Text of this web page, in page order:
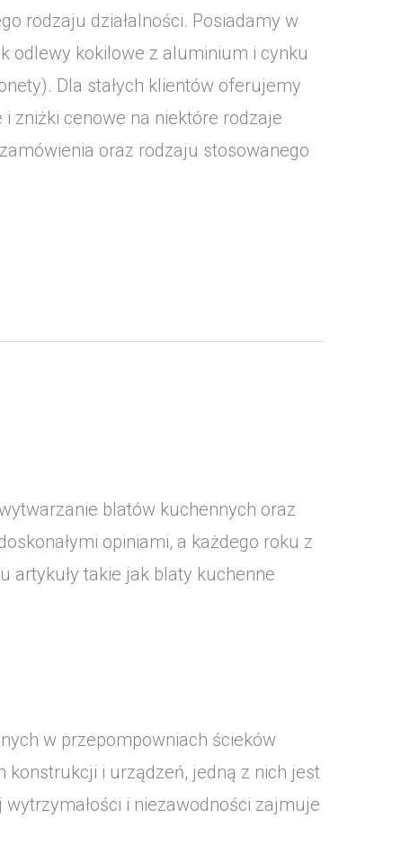
rodzaju działalności. Posiadamy w
odlewy kokilowe z aluminium i cynku
Dla stałych klientów oferujemy
zniżki cenowe na niektóre rodzaje
oraz rodzaju stosowanego
blatów kuchennych oraz
opiniami, a każdego roku z
artykuły takie jak blaty kuchenne
w przepompowniach ścieków
i urządzeń, jedną z nich jest
i niezawodności zajmuje